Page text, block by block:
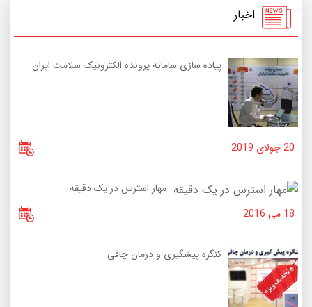
اخبار
پیاده سازی سامانه پرونده الکترونیک سلامت ایران
20 جولای 2019
مهار استرس در یک دقیقه
18 می 2016
کنگره پیشگیری و درمان چاقی